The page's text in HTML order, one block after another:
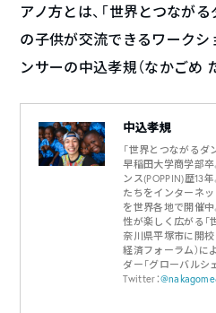
アノ方とは、「世界とつなが
の子供が交流できるワーク
ンサーの中込孝規（なかごめ
中込孝規
「世界とつながるダ
早稲田大学商学部
ンス(POPPIN)歴13
たちをインターネ
を世界各地で開催中
性が楽しく広がる「
奈川県平塚市に開校
経済フォーラム）に
ダー「グローバルシ
Twitter：